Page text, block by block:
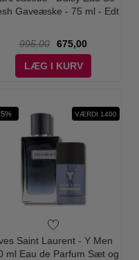
Gaveæske - 75 ml - Edt
995,00
675,00
LÆG I KURV
VÆRDI 1400
Saint Laurent - Y Men
ml Eau de Parfum Sæt og